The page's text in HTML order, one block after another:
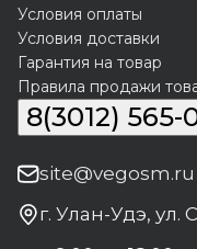
Условия оплаты
Условия доставки
Гарантия на товар
Правила продажи
8(3012) 565-
site@vegosm.ru
г. Улан-Удэ, ул.